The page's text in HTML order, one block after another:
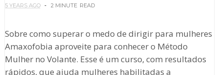
5 YEARS AGO 2 MINUTE READ
Sobre como superar o medo de dirigir para mulheres
Amaxofobia aproveite para conhecer o Método
Mulher no Volante. Esse é um curso, com resultados
rápidos, que ajuda mulheres habilitadas a